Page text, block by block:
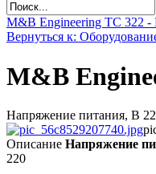
M&B Engineering TС 322 -
Вернуться к:
M&B
Напряжение питания, В
Описание Напряжение
220